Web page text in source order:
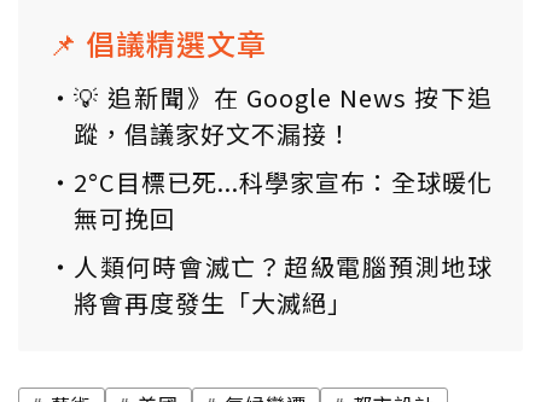
📌 倡議精選文章
💡 追新聞》在 Google News 按下追
蹤，倡議家好文不漏接！
2°C目標已死...科學家宣布：全球暖化
無可挽回
人類何時會滅亡？超級電腦預測地球
將會再度發生「大滅絕」